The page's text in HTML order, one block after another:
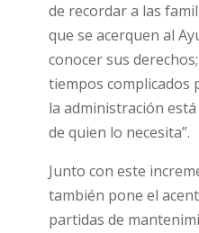
de recordar a las
que se acerquen al
conocer sus
tiempos complicados
la administración
de quien lo necesita”.
Junto con este
también pone el
partidas de